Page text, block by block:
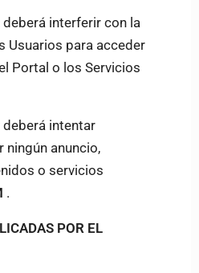
deberá interferir con la
Usuarios para acceder
Portal o los Servicios
deberá intentar
ningún anuncio,
o servicios
.
POR EL